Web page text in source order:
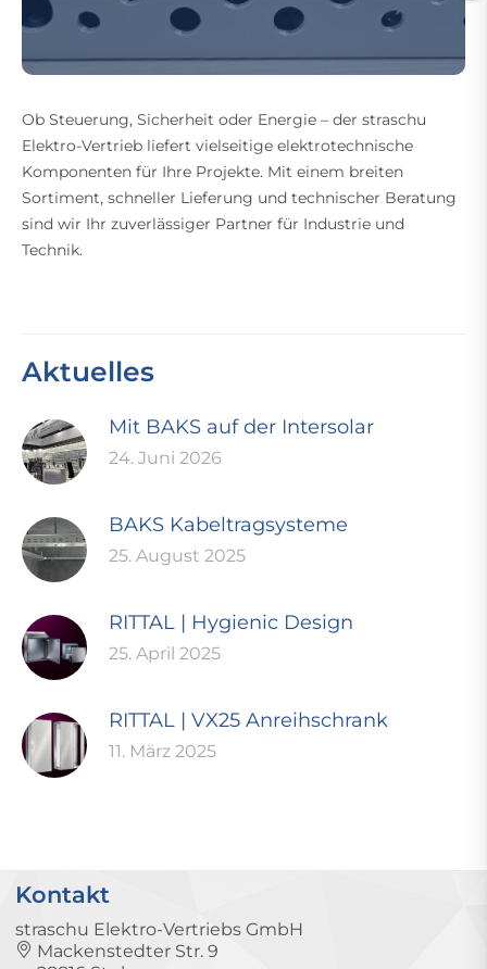
Ob Steuerung, Sicherheit oder Energie – der straschu
Elektro-Vertrieb liefert vielseitige elektrotechnische
Komponenten für Ihre Projekte. Mit einem breiten
Sortiment, schneller Lieferung und technischer Beratung
sind wir Ihr zuverlässiger Partner für Industrie und
Technik.
Aktuelles
Mit BAKS auf der Intersolar
24. Juni 2026
BAKS Kabeltragsysteme
25. August 2025
RITTAL | Hygienic Design
25. April 2025
RITTAL | VX25 Anreihschrank
11. März 2025
Kontakt
straschu Elektro-Vertriebs GmbH
Mackenstedter Str. 9